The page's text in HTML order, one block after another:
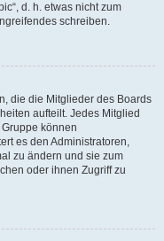
d. h. etwas nicht zum
schreiben.
die die Mitglieder des Boards
aufteilt. Jedes Mitglied
können
es den Administratoren,
zu ändern und sie zum
oder ihnen Zugriff zu